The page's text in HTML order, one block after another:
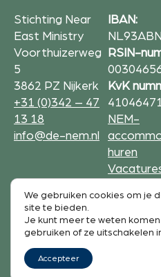
Stichting Near
East Ministry
Voorthuizerweg
5
3862 PZ Nijkerk
+31 (0)342 – 47
13 18
info@de-nem.nl
IBAN:
RSIN-
KvK
NEM-
huren
Formulieren op deze website
reCAPTCHA.
De Google Privacy Policyen
van toepassing.
We gebruiken cookies om je
site te bieden.
Je kunt meer te weten
gebruiken of ze uitschakelen
Accepteer